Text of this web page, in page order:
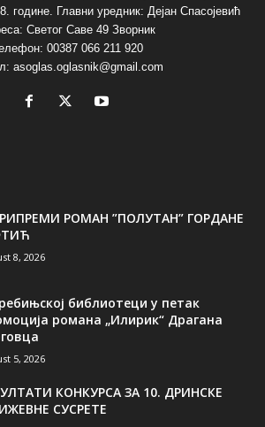
године. Главни уредник: Дејан Спасојевић
Светог Саве 49 Зворник
00387 066 211 920
asoglas.oglasnik@gmail.com
РОМАН ”ПОЛУТАН” ГОРДАНЕ
8, 2026
библиотеци у петак
романа „Илирик“ Драгана
5, 2026
КОНКУРСА ЗА 10. ДРИНСКЕ
СУСРЕТЕ